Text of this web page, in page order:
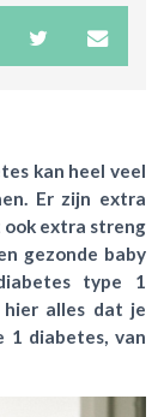
kan heel veel
Er zijn extra
ook extra streng
gezonde baby
type 1
hier alles dat je
1 diabetes, van